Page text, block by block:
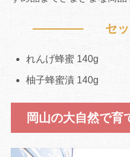
セ
れんげ蜂蜜 140g
柚子蜂蜜漬 140g
岡山の大自然で育